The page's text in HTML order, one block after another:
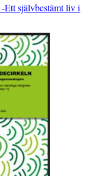
-Ett självbestämt liv i